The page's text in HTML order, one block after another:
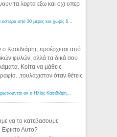
τα λεφτα εξω και οχι υπερ
Εφορία: Κατάσχονται όλα ύστερα από 30 μέρες και χωρίς δικαστικές αποφάσεις - Λόγιος Ερμής
ο Κασιδιάρης προέρχεται από
φυλών, αλλά τα δικά σου
Κοίτα να μάθεις
όταν θέτεις
Αμερικανοί ρατσιστές αναρωτιούνται αν ο Ηλίας Κασιδιάρης ανήκει στη λευκή φυλή... - Λόγιος Ερμής
να το κατεβασουμε
Αυτο?